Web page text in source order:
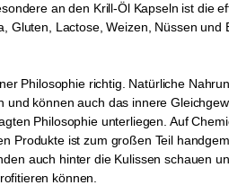
an den Krill-Öl Kapseln ist die
Gluten, Lactose, Weizen, Nüssen
Philosophie richtig. Natürliche
und können auch das innere
Philosophie unterliegen. Auf
Produkte ist zum großen Teil
auch hinter die Kulissen schauen
können.